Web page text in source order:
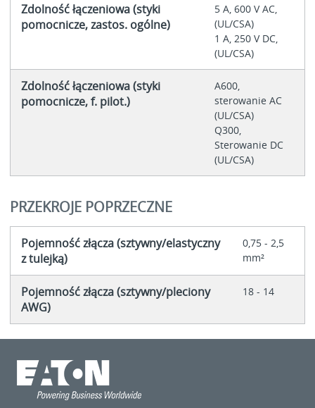
Zdolność łączeniowa (styki
pomocnicze, zastos. ogólne)
5 A, 600 V AC,
(UL/CSA)
1 A, 250 V DC,
(UL/CSA)
Zdolność łączeniowa (styki
pomocnicze, f. pilot.)
A600,
sterowanie AC
(UL/CSA)
Q300,
Sterowanie DC
(UL/CSA)
PRZEKROJE POPRZECZNE
Pojemność złącza (sztywny/elastyczny
z tulejką)
0,75 - 2,5
mm²
Pojemność złącza (sztywny/pleciony
AWG)
18 - 14